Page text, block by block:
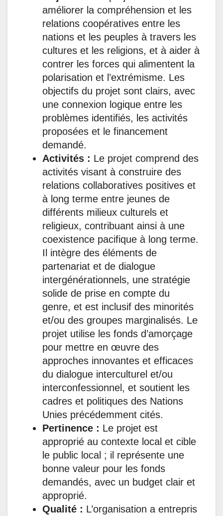
améliorer la compréhension et les
relations coopératives entre les
nations et les peuples à travers les
cultures et les religions, et à aider à
contrer les forces qui alimentent la
polarisation et l’extrémisme. Les
objectifs du projet sont clairs, avec
une connexion logique entre les
problèmes identifiés, les activités
proposées et le financement
demandé.
Activités : Le projet comprend des
activités visant à construire des
relations collaboratives positives et
à long terme entre jeunes de
différents milieux culturels et
religieux, contribuant ainsi à une
coexistence pacifique à long terme.
Il intègre des éléments de
partenariat et de dialogue
intergénérationnels, une stratégie
solide de prise en compte du
genre, et est inclusif des minorités
et/ou des groupes marginalisés. Le
projet utilise les fonds d’amorçage
pour mettre en œuvre des
approches innovantes et efficaces
du dialogue interculturel et/ou
interconfessionnel, et soutient les
cadres et politiques des Nations
Unies précédemment cités.
Pertinence : Le projet est
approprié au contexte local et cible
le public local ; il représente une
bonne valeur pour les fonds
demandés, avec un budget clair et
approprié.
Qualité : L’organisation a entrepris